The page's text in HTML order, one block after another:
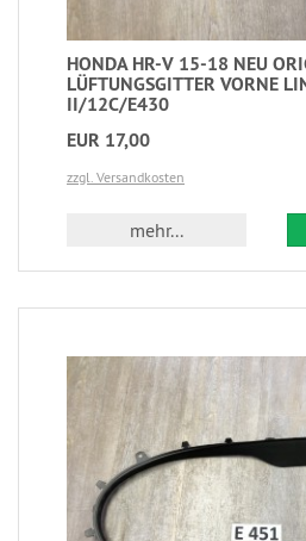
HONDA HR-V 15-18 NEU
LÜFTUNGSGITTER VORNE
II/12C/E430
EUR 17,00
zzgl. Versandkosten
mehr...